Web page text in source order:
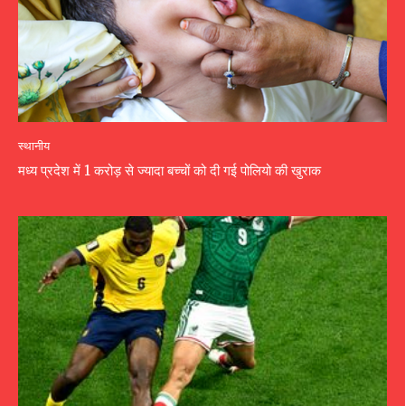
स्थानीय
मध्य प्रदेश में 1 करोड़ से ज्यादा बच्चों को दी गई पोलियो की खुराक